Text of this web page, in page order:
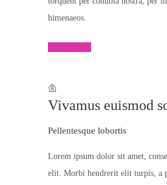
himenaeos.
Vivamus euismod
Pellentesque lobortis
Lorem ipsum dolor sit amet,
elit. Morbi hendrerit elit turpis, a